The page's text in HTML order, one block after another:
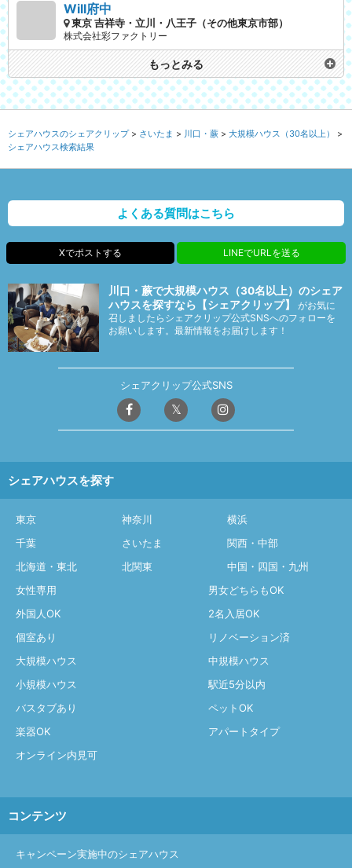
Will府中
東京 吉祥寺・立川・八王子（その他東京市部）
株式会社彩ファクトリー
もっとみる
シェアハウスのシェアクリップ さいたま 川口・蕨
大規模ハウス（30名以上）
シェアハウス検索結果
よくある質問はこちら
Xでポストする LINEでURLを送る
川口・蕨で大規模ハウス（30名以上）のシェア
ハウスを探すなら【シェアクリップ】
がお気に
召しましたらシェアクリップ公式SNSへのフォローを
お願いします。最新情報をお届けします！
シェアクリップ公式SNS
シェアハウスを探す
東京 神奈川
横浜
千葉
さいたま
関西・中部
北海道・東北
北関東
中国・四国・九州
女性専用
男女どちらもOK
外国人OK
2名入居OK
個室あり
リノベーション済
大規模ハウス
中規模ハウス
小規模ハウス
駅近5分以内
バスタブあり
ペットOK
楽器OK
アパートタイプ
オンライン内見可
コンテンツ
キャンペーン実施中のシェアハウス